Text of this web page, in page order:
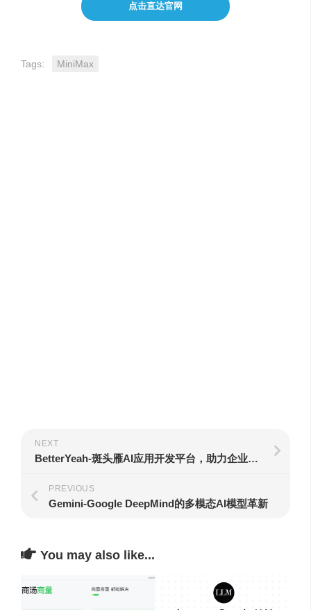
点击直达官网
Tags: MiniMax
NEXT
BetterYeah-斑头雁AI应用开发平台，助力企业AI生产力革命
PREVIOUS
Gemini-Google DeepMind的多模态AI模型革新
You may also like...